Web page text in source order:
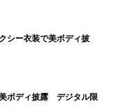
シー衣装で美ボディ披
ボディ披露 デジタル限